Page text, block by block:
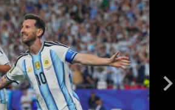
Multimedia
Video
Ảnh
E-Magazine
Infographic